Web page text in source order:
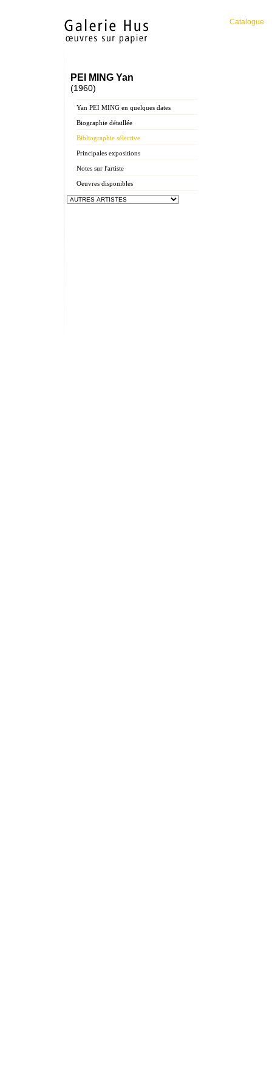
Catalogue
PEI MING Yan
(1960)
Yan PEI MING en quelques dates
Biographie détaillée
Bibliographie sélective
Principales expositions
Notes sur l'artiste
Oeuvres disponibles